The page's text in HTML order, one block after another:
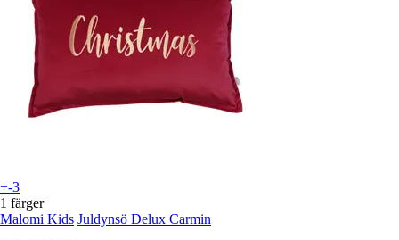
+-3
1 färger
Malomi Kids Juldynsö Delux Carmin